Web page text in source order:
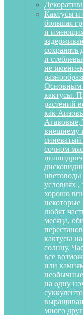
Кактусы и
большая
и имеющих
сохранять
и
не
Основным
кактусы.
растений
как
Агавовые,
внешнему
синеватый
сочном
условиях ,
хорошо
некоторые
любят
месяца,
кактусы
солнцу.
все
или
необычные
на одну
много